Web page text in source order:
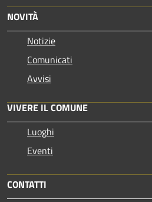
NOVITÀ
Notizie
Comunicati
Avvisi
VIVERE IL COMUNE
Luoghi
Eventi
CONTATTI